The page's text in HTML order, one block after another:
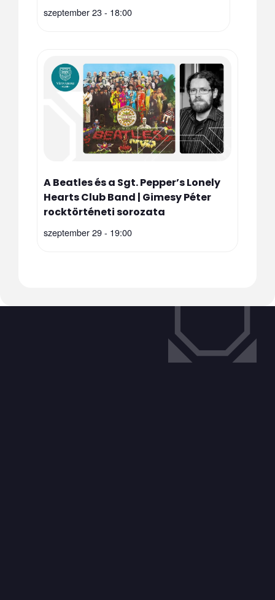
szeptember 23 - 18:00
A Beatles és a Sgt. Pepper’s Lonely
Hearts Club Band | Gimesy Péter
rocktörténeti sorozata
szeptember 29 - 19:00